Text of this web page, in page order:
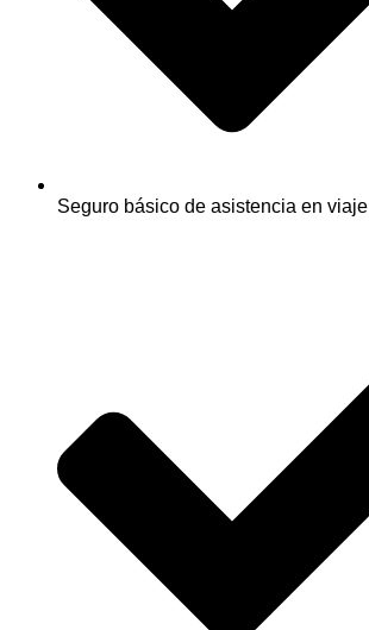
Seguro básico de asistencia en viaje